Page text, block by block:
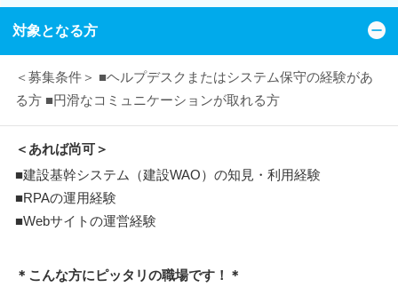
対象となる方
＜募集条件＞ ■ヘルプデスクまたはシステム保守の経験があ
る方 ■円滑なコミュニケーションが取れる方
＜あれば尚可＞
■建設基幹システム（建設WAO）の知見・利用経験
■RPAの運用経験
■Webサイトの運営経験
＊こんな方にピッタリの職場です！＊